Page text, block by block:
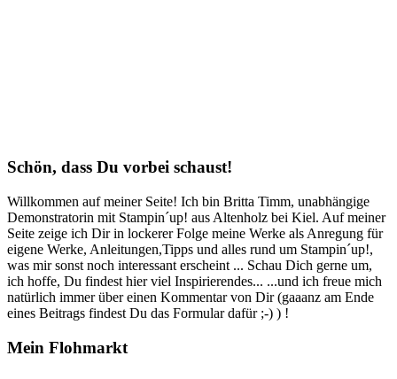
Schön, dass Du vorbei schaust!
Willkommen auf meiner Seite! Ich bin Britta Timm, unabhängige
Demonstratorin mit Stampin´up! aus Altenholz bei Kiel. Auf meiner
Seite zeige ich Dir in lockerer Folge meine Werke als Anregung für
eigene Werke, Anleitungen,Tipps und alles rund um Stampin´up!,
was mir sonst noch interessant erscheint ... Schau Dich gerne um,
ich hoffe, Du findest hier viel Inspirierendes... ...und ich freue mich
natürlich immer über einen Kommentar von Dir (gaaanz am Ende
eines Beitrags findest Du das Formular dafür ;-) ) !
Mein Flohmarkt